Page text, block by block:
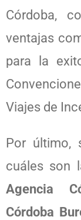
Córdoba,
ventajas
para la
Viajes de
Por último,
cuáles son
Agencia
Córdoba